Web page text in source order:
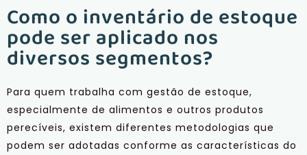
Como o inventário de estoque
pode ser aplicado nos
diversos segmentos?
Para quem trabalha com gestão de estoque,
especialmente de alimentos e outros produtos
perecíveis, existem diferentes metodologias que
podem ser adotadas conforme as características do